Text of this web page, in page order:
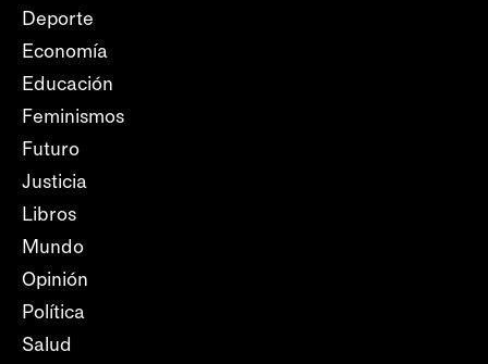
Deporte
Economía
Educación
Feminismos
Futuro
Justicia
Libros
Mundo
Opinión
Política
Salud